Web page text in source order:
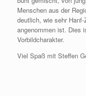
Menschen aus der
deutlich, wie sehr
angenommen ist. Dies
Vorbildcharakter.
Viel Spaß mit Steffen